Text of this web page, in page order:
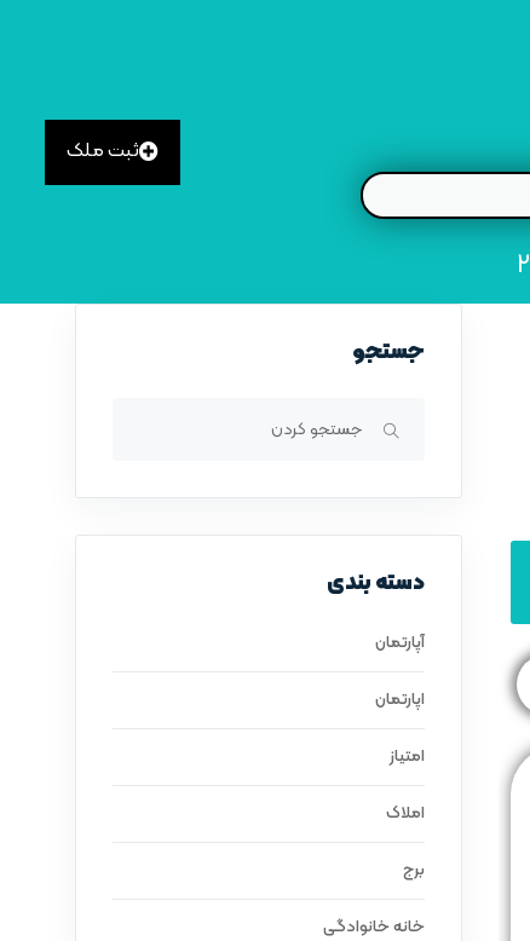
ثبت ملک
جستجو
دسته بندی
آپارتمان
اپارتمان
امتیاز
املاک
برج
خانه خانوادگی